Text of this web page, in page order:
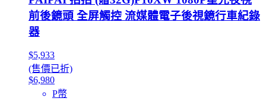
前後鏡頭 全屏觸控 流媒體電子後視鏡行車紀錄
器
$5,933
(售價已折)
$6,980
P幣